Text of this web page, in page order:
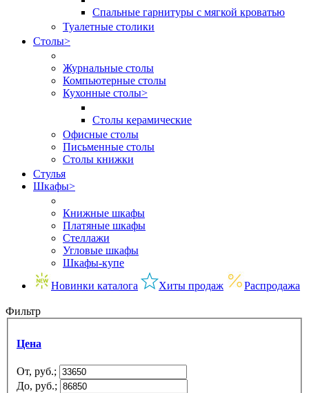
Спальные гарнитуры с мягкой кроватью
Туалетные столики
Столы>
Журнальные столы
Компьютерные столы
Кухонные столы>
Столы керамические
Офисные столы
Письменные столы
Столы книжки
Стулья
Шкафы>
Книжные шкафы
Платяные шкафы
Стеллажи
Угловые шкафы
Шкафы-купе
Новинки каталога
Хиты продаж Распродажа
Фильтр
Цена
От, руб.;
До, руб.;